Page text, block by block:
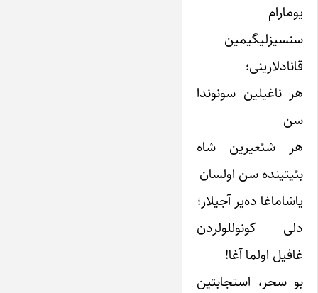
یومارام
سنسیزلیگیمین
قانادلارینی؛
هر ناغیلین سونوندا
سن
هر شئعیرین شاه
بئیتینده سن اولسان
یاشاماغا ده‌یر آجیلار؛
دلی کونوللولردن
غافیل اولما آغا!
بو سحر، استجابتین